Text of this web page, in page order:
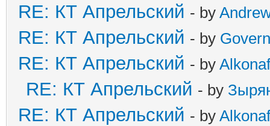
RE: КТ Апрельский - by
RE: КТ Апрельский - by
RE: КТ Апрельский - by
RE: КТ Апрельский - by
RE: КТ Апрельский - by